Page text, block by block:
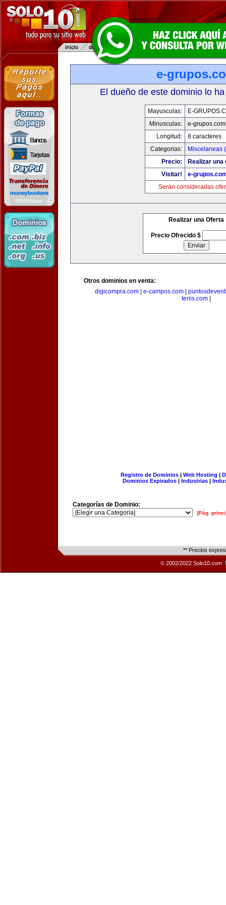
e-
El dueño de este dominio lo
Mayusculas:
E-
Minusculas:
e-grupos.com
Longitud:
8 caracteres
Categorias:
Miscelaneas
Precio:
Realizar una
Visitar!
e-
Serán consideradas
Realizar una Oferta
Precio Ofrecido $
Otros dominios en venta:
digicompra.com
e-campos.com
tenis.com
Registro de Dominios| Web Hosting |
Dominios Expirados | Industrias |
Categorías de Dominio:
[Pág.
** Precios
© 2002/2022 Solo10.com